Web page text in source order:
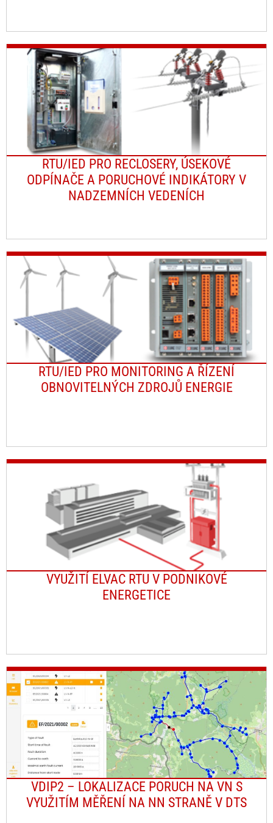
RTU/IED PRO RECLOSERY, ÚSEKOVÉ
ODPÍNAČE A PORUCHOVÉ INDIKÁTORY V
NADZEMNÍCH VEDENÍCH
RTU/IED PRO MONITORING A ŘÍZENÍ
OBNOVITELNÝCH ZDROJŮ ENERGIE
VYUŽITÍ ELVAC RTU V PODNIKOVÉ
ENERGETICE
VDIP2 – LOKALIZACE PORUCH NA VN S
VYUŽITÍM MĚŘENÍ NA NN STRANĚ V DTS